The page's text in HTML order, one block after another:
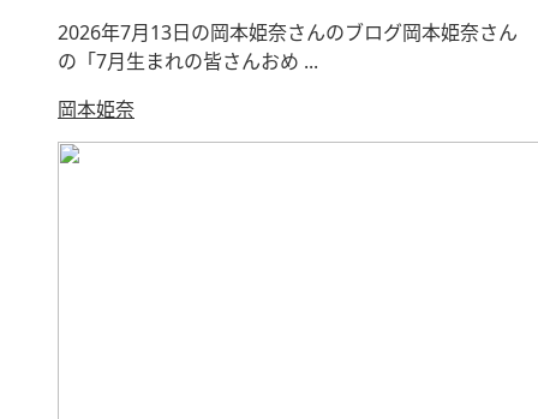
2026年7月13日の岡本姫奈さんのブログ岡本姫奈さん
の「7月生まれの皆さんおめ ...
岡本姫奈